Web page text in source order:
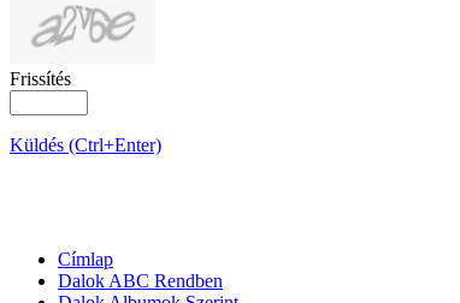
Frissítés
Küldés (Ctrl+Enter)
Címlap
Dalok ABC Rendben